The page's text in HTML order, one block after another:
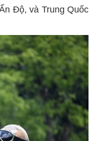
Độ, và Trung Quốc